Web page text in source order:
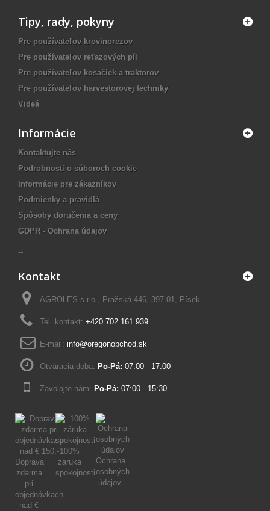
Tipy, rady, pokyny
Pre používateľov krovinorezov
Pre používateľov reťazových píl
Pre používateľov kosačiek a traktorov
Pre používateľov harvestorovej techniky
Videá
Informácie
Kontaktujte nás
Podrobnosti o súboroch cookie
Informácie pre zákazníkov
Podmienky a pravidlá
Spôsoby doručenia a ceny
GDPR - Ochrana údajov
--
Kontakt
AGROLES s.r.o., Pražská 446, 397 01, Písek
Tel. kontakt: +420 702 161 939
E-mail: info@oregonobchod.sk
Otváracia doba: Po-Pá: 07:00 - 17:00
Zavolajte nám: Po-Pá: 07:00 - 15:30
Doprava
zdarma
pri
objednávkach
nad €
100%
záruka
spokojnosti
Ochrana
osobných
údajov